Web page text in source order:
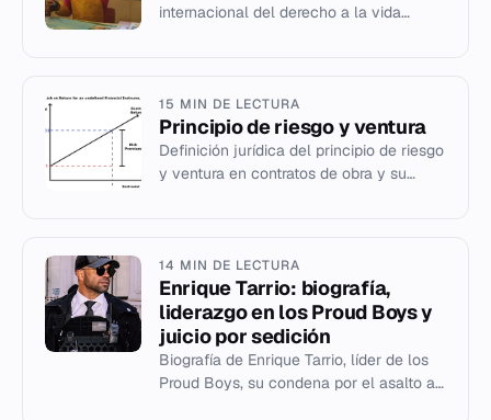
internacional del derecho a la vida
15 MIN DE LECTURA
Principio de riesgo y ventura
Definición jurídica del principio de riesgo
y ventura en contratos de obra y su
14 MIN DE LECTURA
Enrique Tarrio: biografía,
liderazgo en los Proud Boys y
juicio por sedición
Biografía de Enrique Tarrio, líder de los
Proud Boys, su condena por el asalto al